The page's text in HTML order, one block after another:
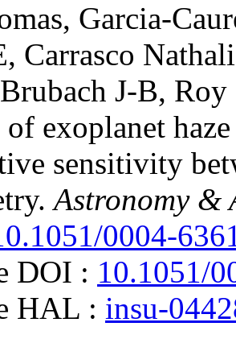
, Garcia-
, Carrasco
Brubach J-B, Roy
of exoplanet
sensitivity
.Astronomy &
0004-
DOI : 10.1051/
HAL : insu-